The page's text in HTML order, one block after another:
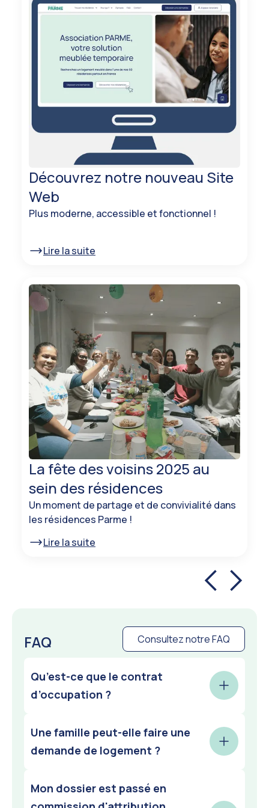
Découvrez notre nouveau Site
Web
Plus moderne, accessible et fonctionnel !
Lire la suite
La fête des voisins 2025 au
sein des résidences
Un moment de partage et de convivialité dans
les résidences Parme !
Lire la suite
FAQ Consultez notre FAQ
Qu’est-ce que le contrat
d’occupation ?
Le contrat d’occupation est le contrat qui lie le
demandeur et le bailleur. Il est indispensable
montant de la redevance et le dépôt de
Une famille peut-elle faire une
demande de logement ?
Nos logements meublés de 13 à 25 m2 peuvent
accueillir une à deux personnes maximum,
Mon dossier est passé en